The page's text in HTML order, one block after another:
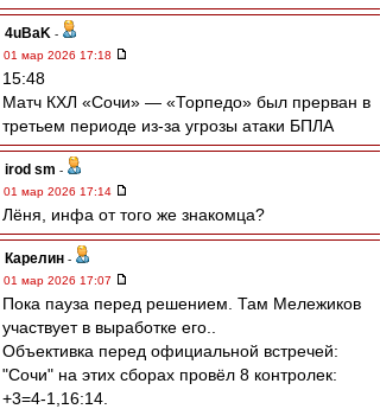
4uBaK -
01 мар 2026 17:18
15:48
Матч КХЛ «Сочи» — «Торпедо» был прерван в
третьем периоде из-за угрозы атаки БПЛА
irod sm -
01 мар 2026 17:14
Лёня, инфа от того же знакомца?
Карелин -
01 мар 2026 17:07
Пока пауза перед решением. Там Мележиков
участвует в выработке его..
Объективка перед официальной встречей:
"Сочи" на этих сборах провёл 8 контролек:
+3=4-1,16:14.